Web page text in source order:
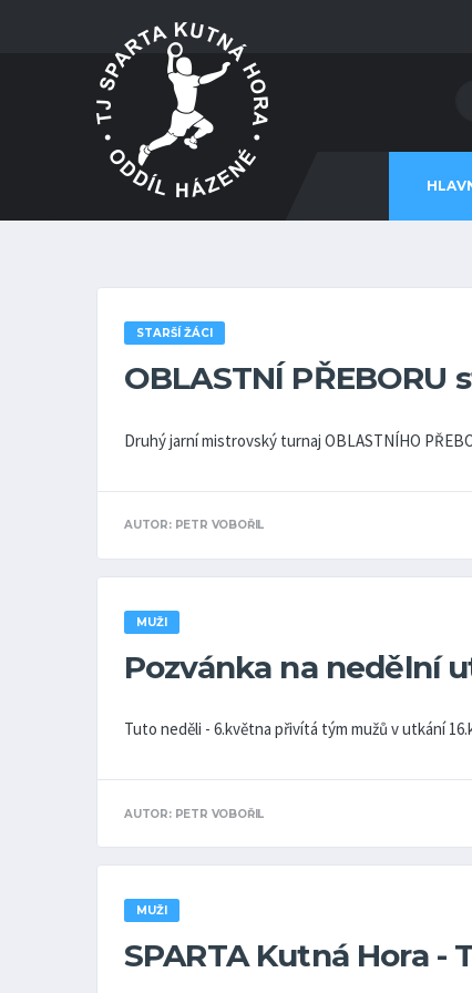
STARŠÍ ŽÁCI
OBLASTNÍ PŘEBORU
Druhý jarní mistrovský turnaj OBLASTNÍHO
AUTOR: PETR VOBOŘIL
MUŽI
Pozvánka na nedělní
Tuto neděli - 6.května přivítá tým mužů v utkání
AUTOR: PETR VOBOŘIL
MUŽI
SPARTA Kutná Hora -